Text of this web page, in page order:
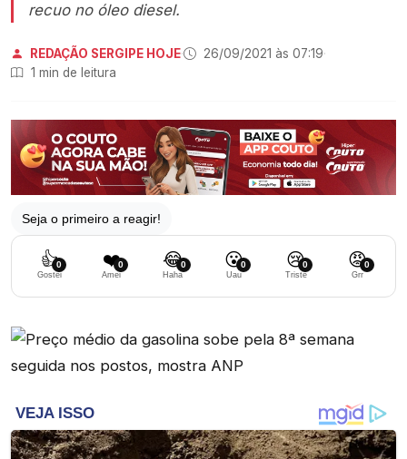
recuo no óleo diesel.
REDAÇÃO SERGIPE HOJE· 26/09/2021 às 07:19·
1 min de leitura
Seja o primeiro a reagir!
👍0
Gostei
❤️0
Amei
😂0
Haha
😮0
Uau
😢0
Triste
😡0
Grr